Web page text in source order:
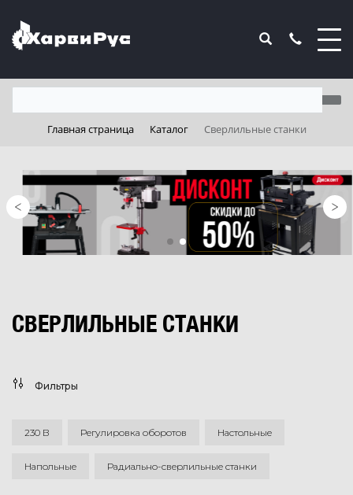
Главная страница Каталог Сверлильные станки
СВЕРЛИЛЬНЫЕ СТАНКИ
Фильтры
230 В Регулировка оборотов Настольные
Напольные Радиально-сверлильные станки